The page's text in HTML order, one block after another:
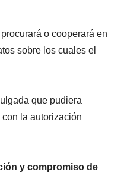
o cooperará en
sobre los cuales el
que pudiera
la autorización
y compromiso de